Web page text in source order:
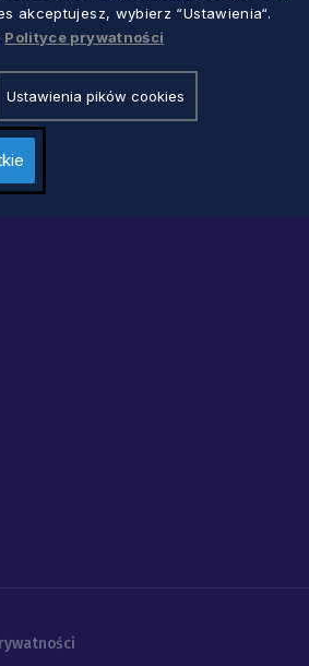
akceptujesz, wybierz “Ustawienia“.
Polityce prywatności
Ustawienia pików cookies